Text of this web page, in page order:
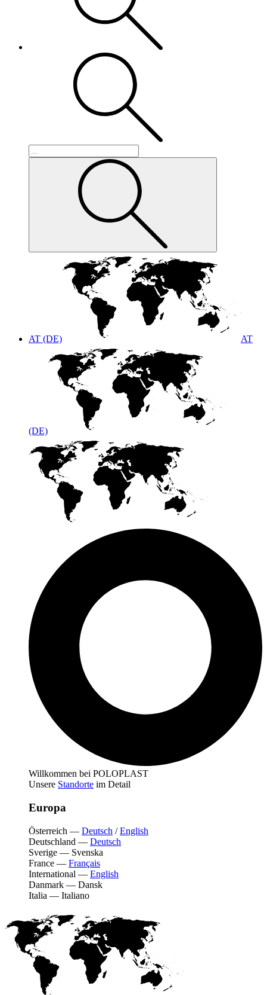
AT (DE) AT
(DE)
Willkommen bei POLOPLAST
Unsere Standorte im Detail
Europa
Österreich — Deutsch /English
Deutschland — Deutsch
Sverige — Svenska
France — Français
International — English
Danmark — Dansk
Italia — Italiano